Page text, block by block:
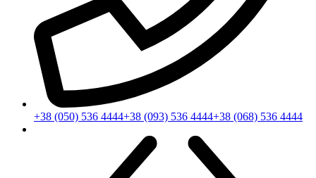
+38 (050) 536 4444+38 (093) 536 4444+38 (068) 536 4444